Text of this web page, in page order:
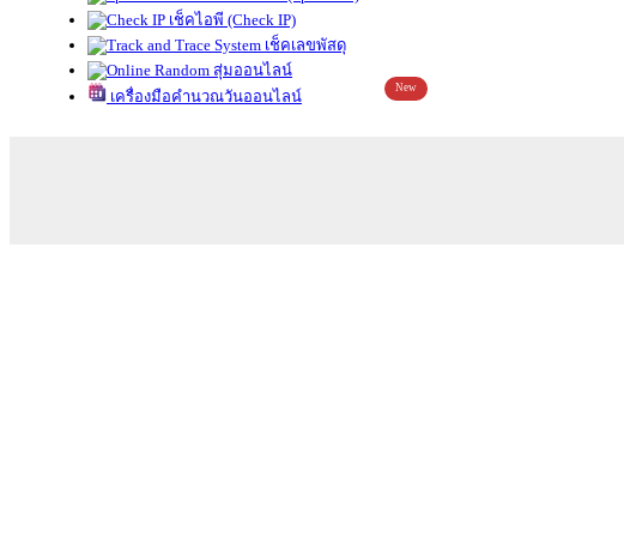
เช็คไอพี (Check IP)
เช็คเลขพัสดุ
สุ่มออนไลน์
เครื่องมือคำนวณวันออนไลน์
New